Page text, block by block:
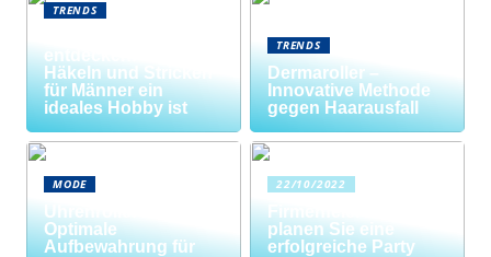
TRENDS
entdecken: Warum
Häkeln und Stricken
für Männer ein
ideales Hobby ist
TRENDS
Dermaroller –
Innovative Methode
gegen Haarausfall
MODE
Uhrenrolle: Die
Optimale
Aufbewahrung für
22/10/2022
Firmenfeier? So
planen Sie eine
erfolgreiche Party